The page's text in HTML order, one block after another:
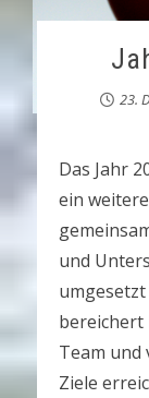
23.
Das Jahr
ein
und
umgesetzt
bereichert
Team
Ziele